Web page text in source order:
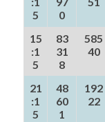
5
0
15
:1
5
83
31
8
585
40
21
:1
5
48
60
1
192
22